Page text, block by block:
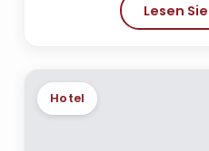
Lesen
Hotel